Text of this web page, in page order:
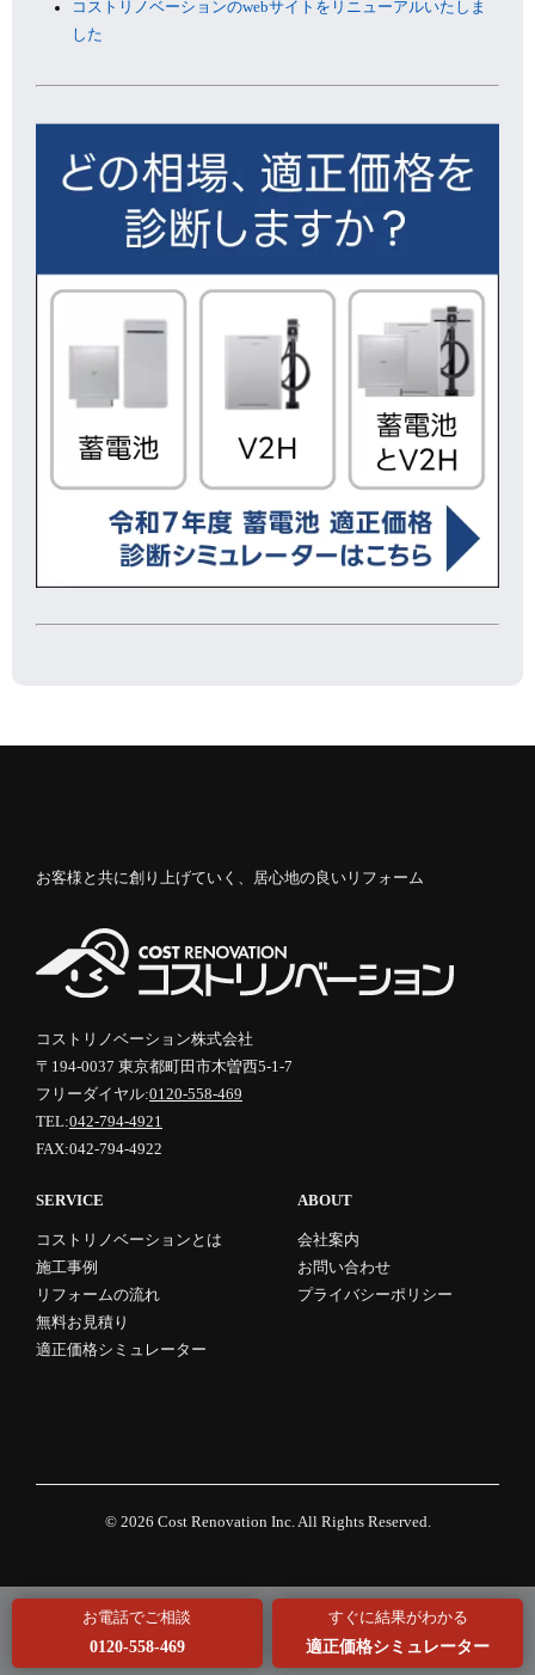
コストリノベーションのwebサイトをリニューアルいたしま
した
お電話でご相談
0120-558-469
すぐに結果がわかる
適正価格シミュレーター
お客様と共に創り上げていく、居心地の良いリフォーム
コストリノベーション株式会社
〒194-0037 東京都町田市木曽西5-1-7
フリーダイヤル:0120-558-469
TEL:042-794-4921
FAX:042-794-4922
SERVICE
コストリノベーションとは
施工事例
リフォームの流れ
無料お見積り
適正価格シミュレーター
ABOUT
会社案内
お問い合わせ
プライバシーポリシー
© 2026 Cost Renovation Inc. All Rights Reserved.